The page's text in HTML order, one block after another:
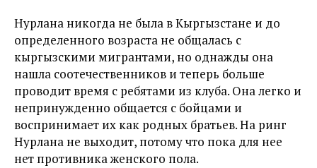
Нурлана никогда не была в Кыргызстане и до
определенного возраста не общалась с
кыргызскими мигрантами, но однажды она
нашла соотечественников и теперь больше
проводит время с ребятами из клуба. Она легко и
непринужденно общается с бойцами и
воспринимает их как родных братьев. На ринг
Нурлана не выходит, потому что пока для нее
нет противника женского пола.